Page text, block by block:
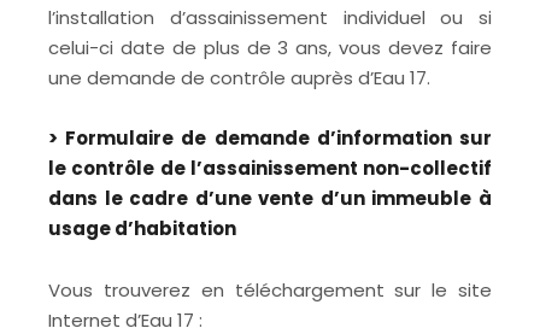
l’installation d’assainissement individuel ou si
celui-ci date de plus de 3 ans, vous devez faire
une demande de contrôle auprès d’Eau 17.
> Formulaire de demande d’information sur
le contrôle de l’assainissement non-collectif
dans le cadre d’une vente d’un immeuble à
usage d’habitation
Vous trouverez en téléchargement sur le site
Internet d’Eau 17 :